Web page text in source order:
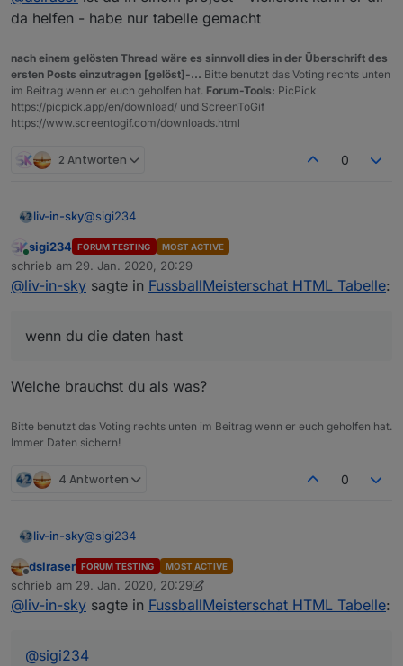
Spielstande
sonderheit beim spielstände script:
hier die spielstände
da helfen - habe nur tabelle gemacht
nach einem gelösten Thread wäre es sinnvoll dies in der Überschrift des
ersten Posts einzutragen [gelöst]-... Bitte benutzt das Voting rechts unten
im Beitrag wenn er euch geholfen hat. Forum-Tools: PicPick
https://picpick.app/en/download/ und ScreenToGif
https://www.screentogif.com/downloads.html
2 Antworten 0
liv-in-sky@sigi234
wenn du die daten hast
@dslraserist da in einem project - vielleicht kann er
Online
sigi234 FORUM TESTING MOST ACTIVE
schrieb am 29. Jan. 2020, 20:29
zuletzt editiert von
@liv-in-sky sagte in FussballMeisterschat HTML Tabelle:
wenn du die daten hast
Welche brauchst du als was?
Bitte benutzt das Voting rechts unten im Beitrag wenn er euch geholfen hat.
Immer Daten sichern!
4 Antworten 0
liv-in-sky@sigi234
wenn du die daten hast
@dslraserist da in einem project - vielleicht kann er
Offline
dslraser FORUM TESTING MOST ACTIVE
schrieb am 29. Jan. 2020, 20:29
zuletzt editiert von dslraser
@liv-in-sky sagte in FussballMeisterschat HTML Tabelle:
@sigi234